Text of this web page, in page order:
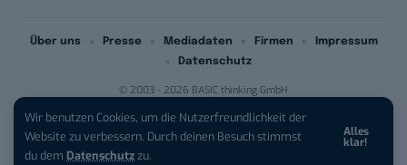
Wir benutzen Cookies, um die Nutzerfreundlichkeit der
Website zu verbessern. Durch deinen Besuch stimmst
du dem Datenschutzzu.
Alles
klar!
© 2003 - 2026 BASIC thinking GmbH
Über uns Presse Mediadaten Firmen
Impressum
Datenschutz
iPhone 17 Pro sichern:Für 1 € +
200 € Hardware-Bonus!